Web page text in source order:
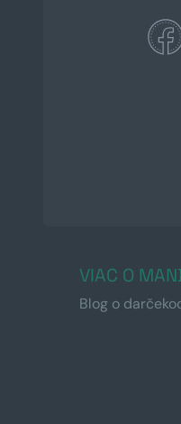
VIAC O
Blog o